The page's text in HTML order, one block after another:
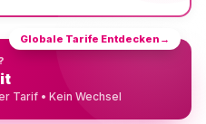
Tarif • Kein Wechsel
Globale Tarife Entdecken →